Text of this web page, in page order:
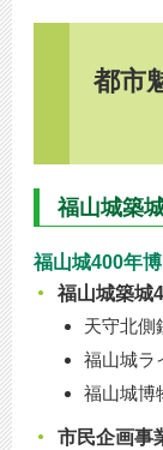
都市
福山城築
福山城400年博
福山城築城
天守北側
福山城ラ
福山城博
市民企画事